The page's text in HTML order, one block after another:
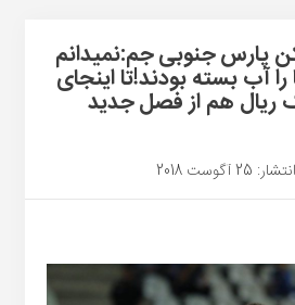
پارس جنوبی جم:نمیدانم
آب بسته بودند!تا اینجای
ریال هم از فصل جدید
آگوست 2018